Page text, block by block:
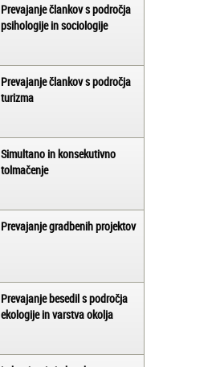
Prevajanje člankov s področja
psihologije in sociologije
Prevajanje člankov s področja
turizma
Simultano in konsekutivno
tolmačenje
Prevajanje gradbenih projektov
Prevajanje besedil s področja
ekologije in varstva okolja